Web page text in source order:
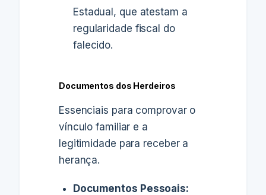
Estadual, que atestam a
regularidade fiscal do
falecido.
Documentos dos Herdeiros
Essenciais para comprovar o
vínculo familiar e a
legitimidade para receber a
herança.
Documentos Pessoais: